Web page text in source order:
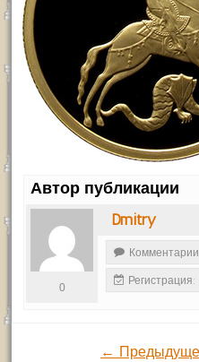
Автор публикации
Dmitry
0
←